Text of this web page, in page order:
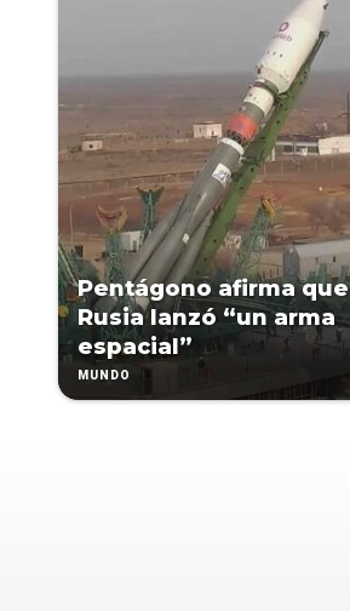
Pentágono afirma que
Rusia lanzó “un arma
espacial”
MUNDO